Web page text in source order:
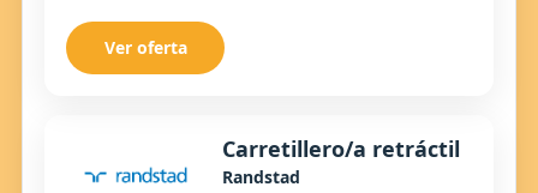
Ver oferta
Carretillero/a retráctil
Randstad